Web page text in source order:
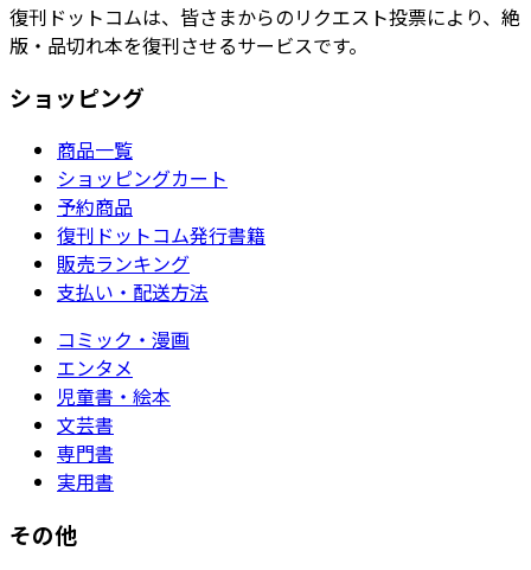
復刊ドットコムは、皆さまからのリクエスト投票により、絶
版・品切れ本を復刊させるサービスです。
ショッピング
商品一覧
ショッピングカート
予約商品
復刊ドットコム発行書籍
販売ランキング
支払い・配送方法
コミック・漫画
エンタメ
児童書・絵本
文芸書
専門書
実用書
その他